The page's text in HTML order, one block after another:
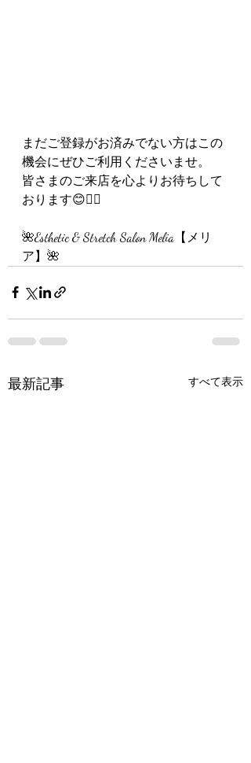
まだご登録がお済みでない方はこの
機会にぜひご利用くださいませ。
皆さまのご来店を心よりお待ちして
おります😊🙇‍♀️
🌺Esthetic & Stretch Salon Melia【メリ
ア】🌺
最新記事 すべて表示